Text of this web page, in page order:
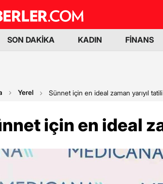
SON DAKİKA KADIN FİNANS
Yerel Sünnet için en ideal zaman yarıyıl tatili
için en ideal